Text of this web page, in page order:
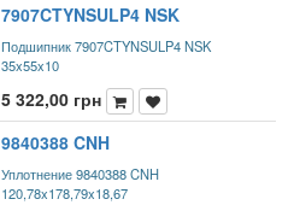
7907CTYNSULP4 NSK
Подшипник 7907CTYNSULP4 NSK
35x55x10
5 322,00 грн
9840388 CNH
Уплотнение 9840388 CNH
120,78x178,79x18,67